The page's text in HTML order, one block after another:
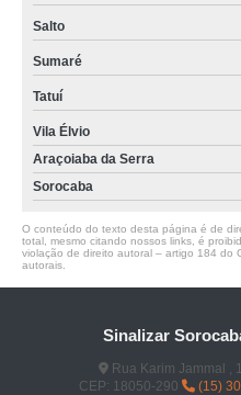
Salto
Sumaré
Tatuí
Vila Élvio
Araçoiaba da Serra
Sorocaba
O conteúdo do texto desta página é de
total, mesmo citando nossos links, é
violação de direito autoral – artigo 184 do
autorais
Sinalizar
Rua Karim Jammal ,
CEP: 18050-290
(15)